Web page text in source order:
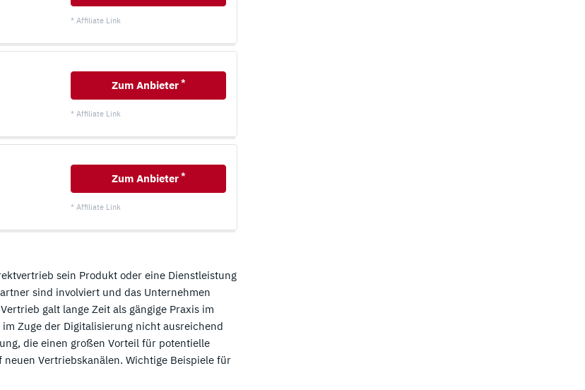
* Affiliate Link
Zum Anbieter *
* Affiliate Link
Zum Anbieter *
* Affiliate Link
sein Produkt oder eine Dienstleistung
sind involviert und das Unternehmen
galt lange Zeit als gängige Praxis im
Zuge der Digitalisierung nicht ausreichend
die einen großen Vorteil für potentielle
Vertriebskanälen. Wichtige Beispiele für